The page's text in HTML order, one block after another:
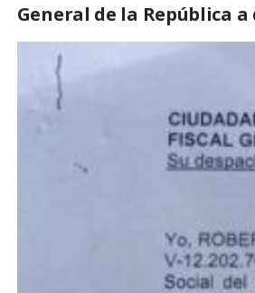
General de la República